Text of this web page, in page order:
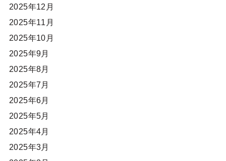
2025年12月
2025年11月
2025年10月
2025年9月
2025年8月
2025年7月
2025年6月
2025年5月
2025年4月
2025年3月